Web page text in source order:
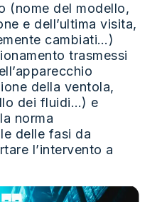
(nome del modello,
e dell’ultima visita,
cambiati…)
trasmessi
della ventola,
dei fluidi…) e
norma
delle fasi da
l’intervento a